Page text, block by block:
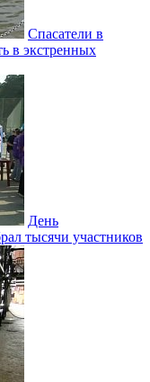
Спасатели в
в экстренных
День
тысячи участников